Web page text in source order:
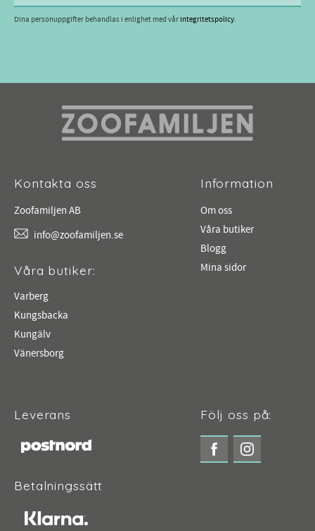
Dina personuppgifter behandlas i enlighet med vårintegritetspolicy.
Kontakta oss
Zoofamiljen AB
info@zoofamiljen.se
Våra butiker:
Varberg
Kungsbacka
Kungälv
Vänersborg
Information
Om oss
Våra butiker
Blogg
Mina sidor
Leverans
Betalningssätt
Följ oss på: